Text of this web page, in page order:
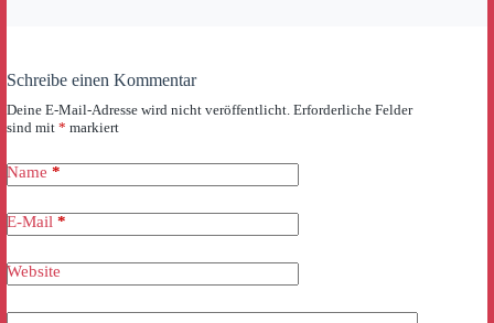
Schreibe einen Kommentar
Deine E-Mail-Adresse wird nicht veröffentlicht. Erforderliche Felder
sind mit * markiert
Name *
E-Mail *
Website